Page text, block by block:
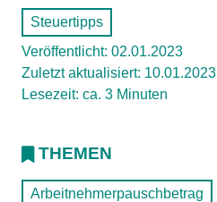
Steuertipps
Veröffentlicht: 02.01.2023
Zuletzt aktualisiert: 10.01.2023
Lesezeit: ca. 3 Minuten
THEMEN
Arbeitnehmerpauschbetrag